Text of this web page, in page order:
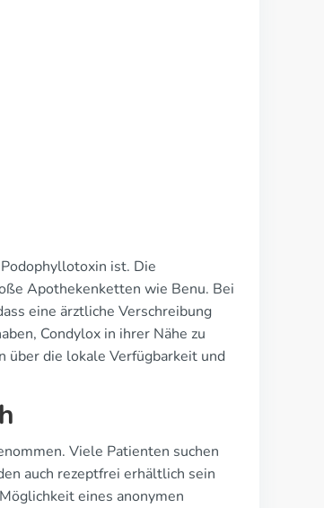
ist. Die
Apothekenketten wie Benu. Bei
eine ärztliche Verschreibung
Condylox in ihrer Nähe zu
über die lokale Verfügbarkeit und
Viele Patienten suchen
auch rezeptfrei erhältlich sein
eines anonymen